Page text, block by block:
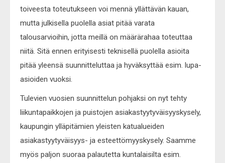
toiveesta toteutukseen voi mennä yllättävän kauan,
mutta julkisella puolella asiat pitää varata
talousarvioihin, jotta meillä on määrärahaa toteuttaa
niitä. Sitä ennen erityisesti teknisellä puolella asioita
pitää yleensä suunnitteluttaa ja hyväksyttää esim. lupa-
asioiden vuoksi.
Tulevien vuosien suunnittelun pohjaksi on nyt tehty
liikuntapaikkojen ja puistojen asiakastyytyväisyyskysely,
kaupungin ylläpitämien yleisten katualueiden
asiakastyytyväisyys- ja esteettömyyskysely. Saamme
myös paljon suoraa palautetta kuntalaisilta esim.